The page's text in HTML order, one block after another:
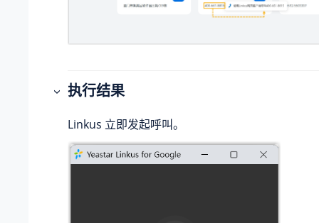
执行结果
Linkus 立即发起呼叫。